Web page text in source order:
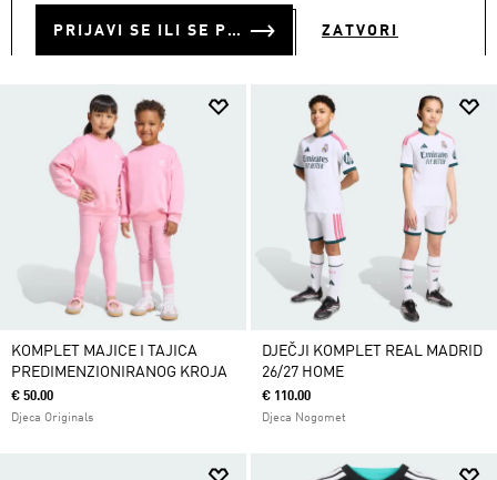
PRIJAVI SE ILI SE PRIDRUŽI SADA ZATVORI
KOMPLET MAJICE I TAJICA
PREDIMENZIONIRANOG KROJA
€ 50.00
Djeca Originals
DJEČJI KOMPLET REAL MADRID
26/27 HOME
€ 110.00
Djeca Nogomet